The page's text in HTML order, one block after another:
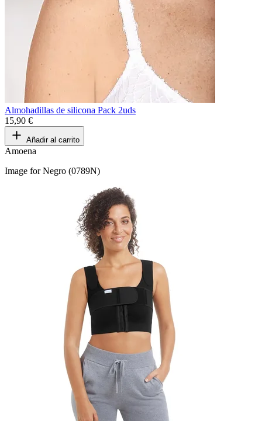
Almohadillas de silicona Pack 2uds
15,90 €
Añadir al carrito
Amoena
Image for Negro (0789N)